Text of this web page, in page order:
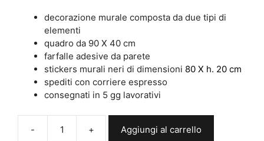
decorazione murale composta da due tipi di
elementi
quadro da 90 X 40 cm
farfalle adesive da parete
stickers murali neri di dimensioni 80 X h. 20 cm
spediti con corriere espresso
consegnati in 5 gg lavorativi
Quadro
Aggiungi al carrello